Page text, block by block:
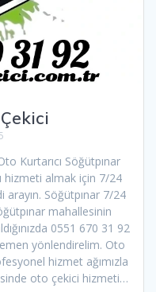
Kurtarıcı Söğütpınar
hizmeti almak için 7/24
Söğütpınar 7/24
mahallesinin
0551 670 31 92
yönlendirelim. Oto
hizmet ağımızla
oto çekici hizmeti…